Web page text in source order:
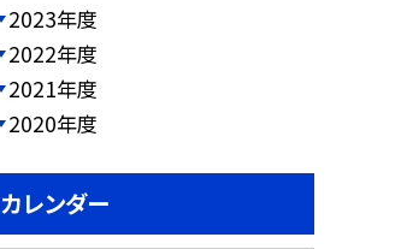
2023年度
2022年度
2021年度
2020年度
カレンダー